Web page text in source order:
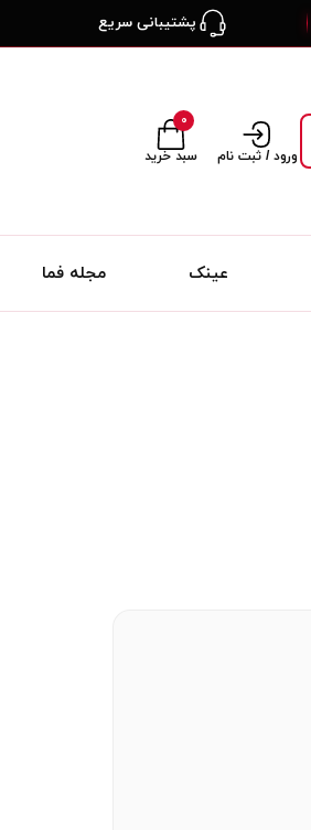
پشتیبانی سریع
ورود / ثبت نام
۰
سبد خرید
عینک مجله فما